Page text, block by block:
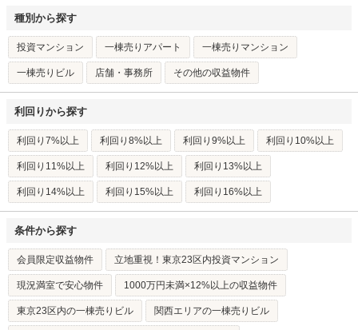
種別から探す
投資マンション 一棟売りアパート 一棟売りマンション
一棟売りビル 店舗・事務所 その他の収益物件
利回りから探す
利回り7%以上 利回り8%以上 利回り9%以上 利回り10%以上
利回り11%以上 利回り12%以上 利回り13%以上
利回り14%以上 利回り15%以上 利回り16%以上
条件から探す
会員限定収益物件 立地重視！東京23区内投資マンション
現況満室で安心物件 1000万円未満×12%以上の収益物件
東京23区内の一棟売りビル 関西エリアの一棟売りビル